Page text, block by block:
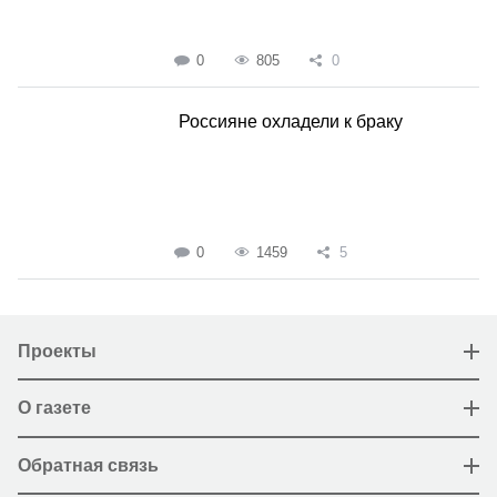
0 805 0
Россияне охладели к браку
0 1459 5
Проекты
О газете
Обратная связь